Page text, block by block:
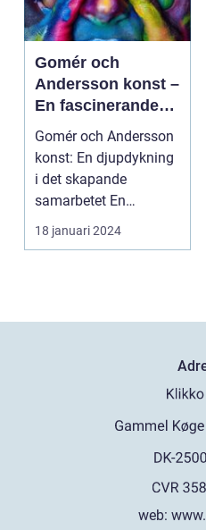
Gomér och
Andersson konst –
En fascinerande
utforskning av det
kreativa
samarbetet
Gomér och Andersson
konst: En djupdykning
i det skapande
samarbetet En
övergripande, grundlig
över...
18 januari 2024
web: